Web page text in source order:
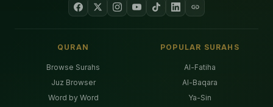
QURAN
Browse Surahs
Juz Browser
Word by Word
POPULAR SURAHS
Al-Fatiha
Al-Baqara
Ya-Sin